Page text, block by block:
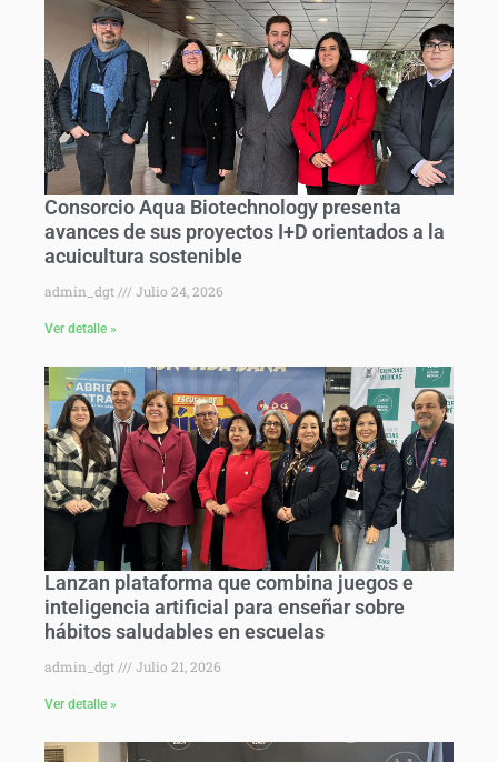
Consorcio Aqua Biotechnology presenta
avances de sus proyectos I+D orientados a la
acuicultura sostenible
admin_dgt Julio 24, 2026
Ver detalle »
Lanzan plataforma que combina juegos e
inteligencia artificial para enseñar sobre
hábitos saludables en escuelas
admin_dgt Julio 21, 2026
Ver detalle »